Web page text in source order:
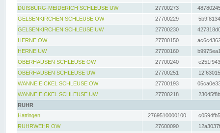
DUISBURG-MEIDERICH SCHLEUSE UW
27700273
GELSENKIRCHEN SCHLEUSE OW
27700229
GELSENKIRCHEN SCHLEUSE UW
27700230
HERNE OW
27700150
HERNE UW
27700160
OBERHAUSEN SCHLEUSE OW
27700240
OBERHAUSEN SCHLEUSE UW
27700251
WANNE EICKEL SCHLEUSE OW
27700193
WANNE EICKEL SCHLEUSE UW
27700218
RUHR
Hattingen
2769510000100
RUHRWEHR OW
27600090